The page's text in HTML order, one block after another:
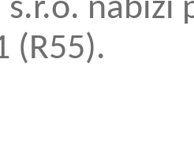
s.r.o.
(R55).